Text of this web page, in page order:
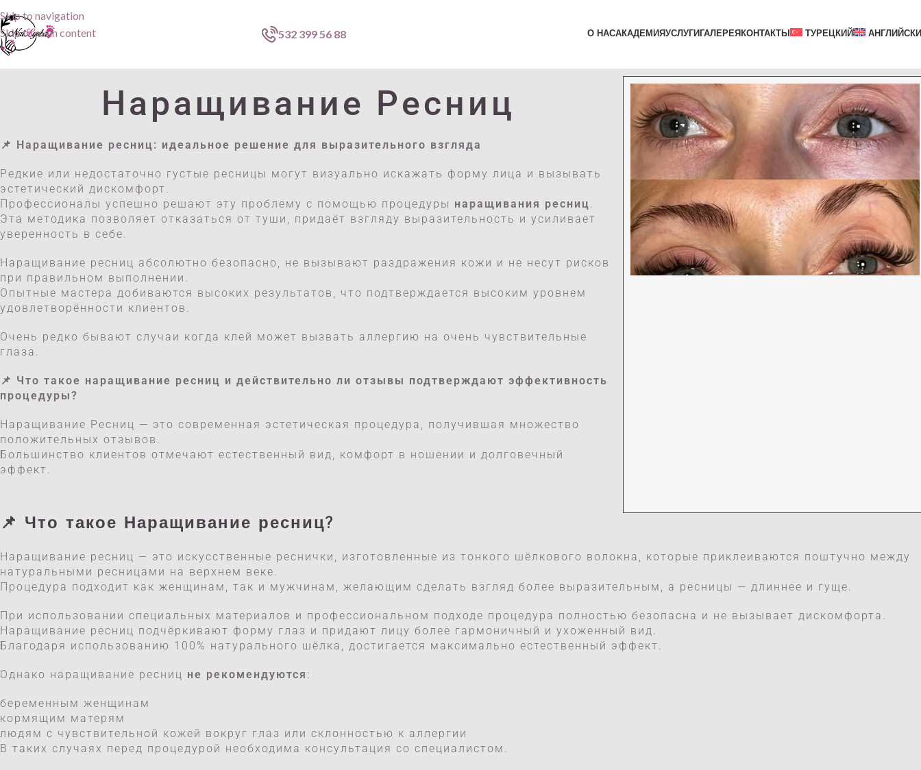
Skip to navigation
Skip to main content
532 399 56 88 О НАСАКАДЕМИЯУСЛУГИ ГАЛЕРЕЯ КОНТАКТЫ ТУРЕЦКИЙ
Наращивание Ресниц
📌 Наращивание ресниц: идеальное решение для выразительного взгляда
Редкие или недостаточно густые ресницы могут визуально искажать форму лица и вызывать
эстетический дискомфорт.
Профессионалы успешно решают эту проблему с помощью процедуры наращивания ресниц.
Эта методика позволяет отказаться от туши, придаёт взгляду выразительность и усиливает
уверенность в себе.
Наращивание ресниц абсолютно безопасно, не вызывают раздражения кожи и не несут рисков
при правильном выполнении.
Опытные мастера добиваются высоких результатов, что подтверждается высоким уровнем
удовлетворённости клиентов.
Очень редко бывают случаи когда клей может вызвать аллергию на очень чувствительные
глаза.
📌 Что такое наращивание ресниц и действительно ли отзывы подтверждают эффективность
процедуры?
Наращивание Ресниц — это современная эстетическая процедура, получившая множество
положительных отзывов.
Большинство клиентов отмечают естественный вид, комфорт в ношении и долговечный
эффект.
Whatsapp
Для Связи
Нажмите Для Whatsapp
📌 Что такое Наращивание ресниц?
Наращивание ресниц — это искусственные реснички, изготовленные из тонкого шёлкового волокна, которые приклеиваются поштучно между
натуральными ресницами на верхнем веке.
Процедура подходит как женщинам, так и мужчинам, желающим сделать взгляд более выразительным, а ресницы — длиннее и гуще.
При использовании специальных материалов и профессиональном подходе процедура полностью безопасна и не вызывает дискомфорта.
Наращивание ресниц подчёркивают форму глаз и придают лицу более гармоничный и ухоженный вид.
Благодаря использованию 100% натурального шёлка, достигается максимально естественный эффект.
Однако наращивание ресниц не рекомендуются :
беременным женщинам
кормящим матерям
людям с чувствительной кожей вокруг глаз или склонностью к аллергии
В таких случаях перед процедурой необходима консультация со специалистом.